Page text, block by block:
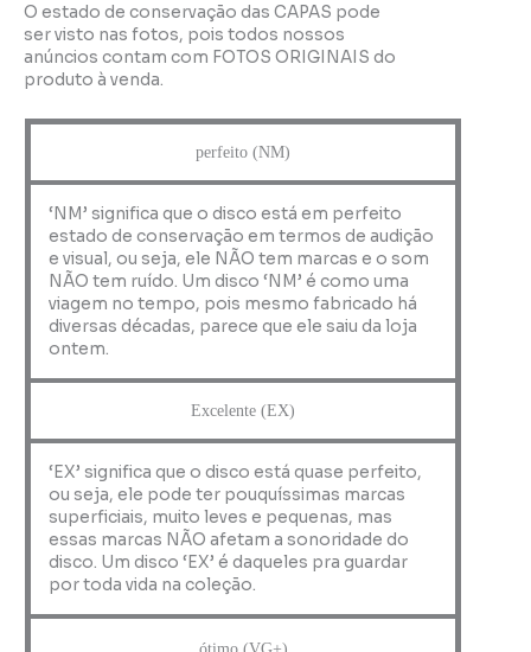
O estado de conservação das CAPAS pode
ser visto nas fotos, pois todos nossos
anúncios contam com FOTOS ORIGINAIS do
produto à venda.
perfeito (NM)
‘NM’ significa que o disco está em perfeito
estado de conservação em termos de audição
e visual, ou seja, ele NÃO tem marcas e o som
NÃO tem ruído. Um disco ‘NM’ é como uma
viagem no tempo, pois mesmo fabricado há
diversas décadas, parece que ele saiu da loja
ontem.
Excelente (EX)
‘EX’ significa que o disco está quase perfeito,
ou seja, ele pode ter pouquíssimas marcas
superficiais, muito leves e pequenas, mas
essas marcas NÃO afetam a sonoridade do
disco. Um disco ‘EX’ é daqueles pra guardar
por toda vida na coleção.